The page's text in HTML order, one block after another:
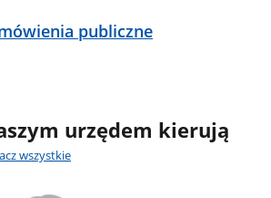
publiczne
urzędem kierują
wszystkie